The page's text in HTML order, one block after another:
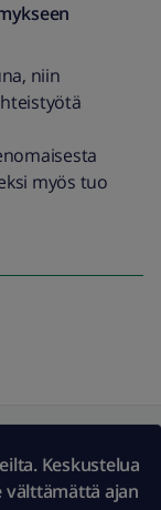
niin
myös tuo
Keskustelua
välttämättä ajan